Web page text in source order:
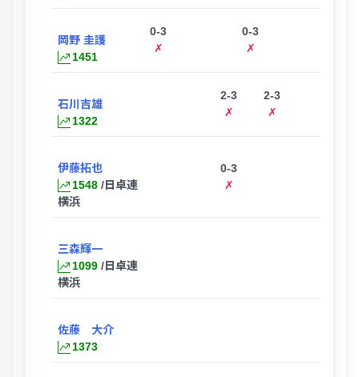
岡野 圭護
1451
0-3
✗
0-3
✗
石川吉雄
1322
2-3
✗
2-3
✗
伊藤拓也
1548 /日卓連
横浜
0-3
✗
三森輝一
1099 /日卓連
横浜
佐藤 大介
1373